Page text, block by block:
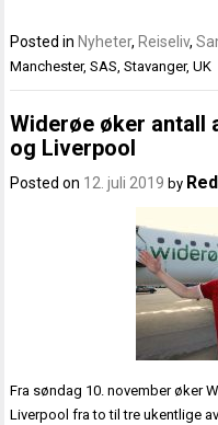
Posted in Nyheter, Reiseliv,
Manchester,SAS ,Stavanger,UK
Widerøe øker antall
og Liverpool
Posted on 12. juli 2019 by
Fra søndag 10. november øker
Liverpool fra to til tre ukentlige